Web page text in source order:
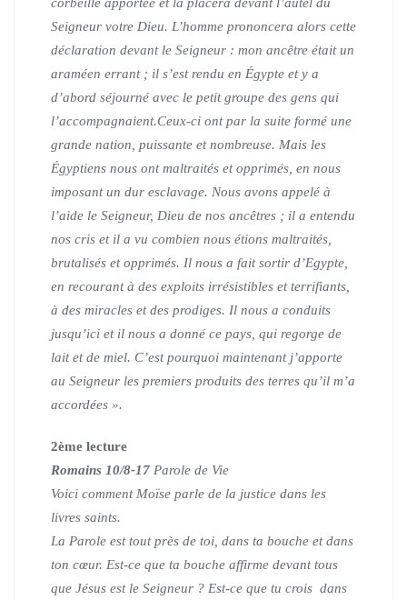
Seigneur votre Dieu. L’homme prononcera alors cette
déclaration devant le Seigneur : mon ancêtre était un
araméen errant ; il s’est rendu en Égypte et y a
d’abord séjourné avec le petit groupe des gens qui
l’accompagnaient.Ceux-ci ont par la suite formé une
grande nation, puissante et nombreuse. Mais les
Égyptiens nous ont maltraités et opprimés, en nous
imposant un dur esclavage. Nous avons appelé à
l’aide le Seigneur, Dieu de nos ancêtres ; il a entendu
nos cris et il a vu combien nous étions maltraités,
brutalisés et opprimés. Il nous a fait sortir d’Egypte,
en recourant à des exploits irrésistibles et terrifiants,
à des miracles et des prodiges. Il nous a conduits
jusqu’ici et il nous a donné ce pays, qui regorge de
lait et de miel. C’est pourquoi maintenant j’apporte
au Seigneur les premiers produits des terres qu’il m’a
accordées ».
2ème lecture
Romains 10/8-17 Parole de Vie
Voici comment Moïse parle de la justice dans les
livres saints.
La Parole est tout près de toi, dans ta bouche et dans
ton cœur. Est-ce que ta bouche affirme devant tous
que Jésus est le Seigneur ? Est-ce que tu crois dans